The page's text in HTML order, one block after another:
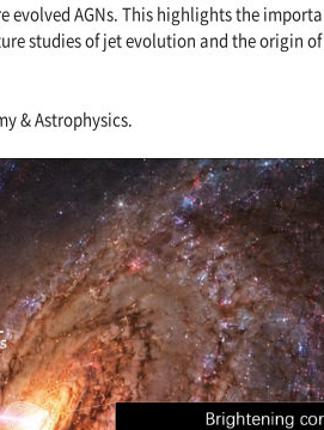
AGNs. This highlights the
studies of jet evolution and the origin
& Astrophysics.